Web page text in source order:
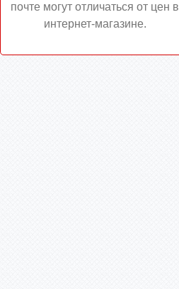
почте могут отличаться от цен в
интернет-магазине.